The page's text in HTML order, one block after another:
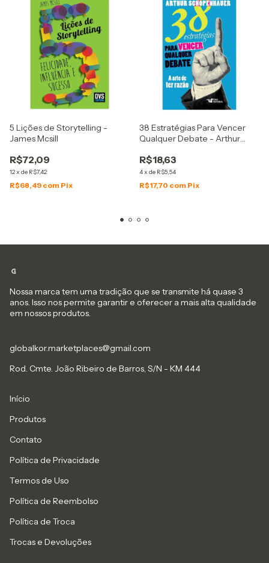
5 Lições de Storytelling -
James Mcsill
R$72,09
12x de R$7,42
R$68,49 com Pix
38 Estratégias Para Vencer
Qualquer Debate - Arthur
R$18,63
4x de R$5,54
R$17,70 com Pix
Nossa marca tem uma tradição que se transmite há quase 3
anos. Isso nos permite garantir e oferecer a mais alta qualidade
em nossos produtos.
globalkor.marketplaces@gmail.com
Rod. Cmte. João Ribeiro de Barros, S/N - KM 444
Início
Produtos
Contato
Política de Privacidade
Termos de Uso
Política de Reembolso
Política de Troca
Trocas e Devoluções